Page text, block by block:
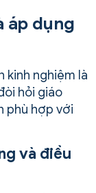
áp dụng
kinh nghiệm là
hỏi giáo
phù hợp với
và điều